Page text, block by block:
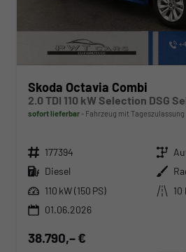
Skoda Octavia Combi
sofort lieferbar Fahrzeug mit Tageszulassung
Fahrzeugnr. 177394 Getriebe
Kraftstoff Diesel Außenfarbe
Leistung 110 kW (150 PS) Kilometerstand
10
01.06.2026
38.790,– €